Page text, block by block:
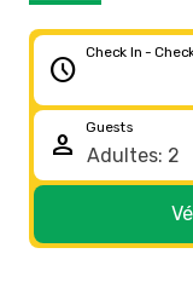
schedule
Check In -
person
Guests